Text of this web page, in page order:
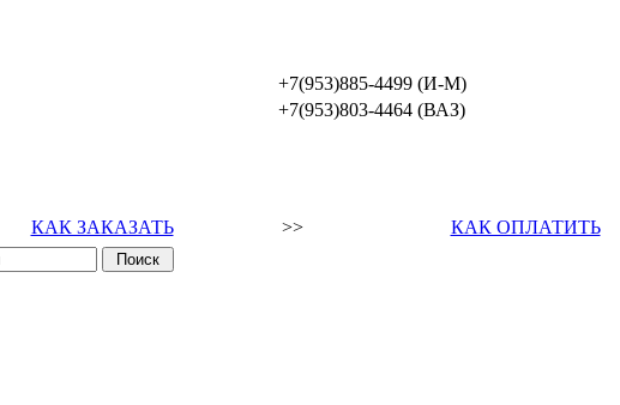
+7(953)885-4499 (И-М)
+7(953)803-4464 (ВАЗ)
КАК ЗАКАЗАТЬ >> КАК ОПЛАТИТЬ